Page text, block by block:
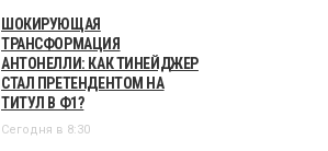
ШОКИРУЮЩАЯ
ТРАНСФОРМАЦИЯ
АНТОНЕЛЛИ: КАК ТИНЕЙДЖЕР
СТАЛ ПРЕТЕНДЕНТОМ НА
ТИТУЛ В Ф1?
Сегодня в 8:30